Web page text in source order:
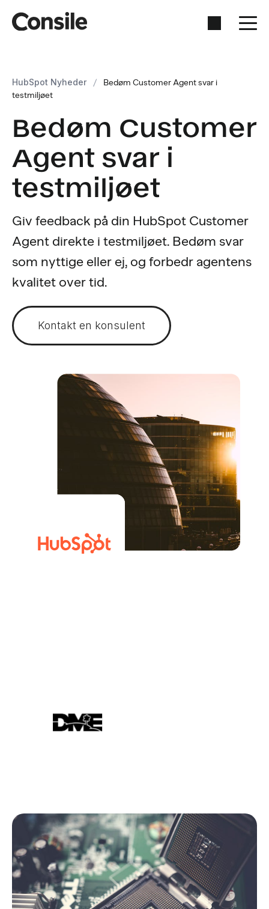
HubSpot Nyheder /
Bedøm Customer Agent svar i
testmiljøet
Bedøm Customer
Agent svar i
testmiljøet
Giv feedback på din HubSpot Customer
Agent direkte i testmiljøet. Bedøm svar
som nyttige eller ej, og forbedr agentens
kvalitet over tid.
Kontakt en konsulent